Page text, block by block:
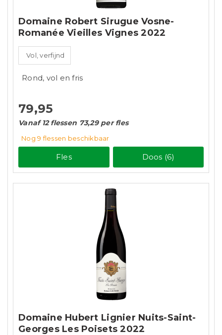
Domaine Robert Sirugue Vosne-
Romanée Vieilles Vignes 2022
Vol, verfijnd
Rond, vol en fris
79,95
Vanaf 12 flessen 73,29 per fles
Nog 9 flessen beschikbaar
Fles Doos (6)
Domaine Hubert Lignier Nuits-Saint-
Georges Les Poisets 2022